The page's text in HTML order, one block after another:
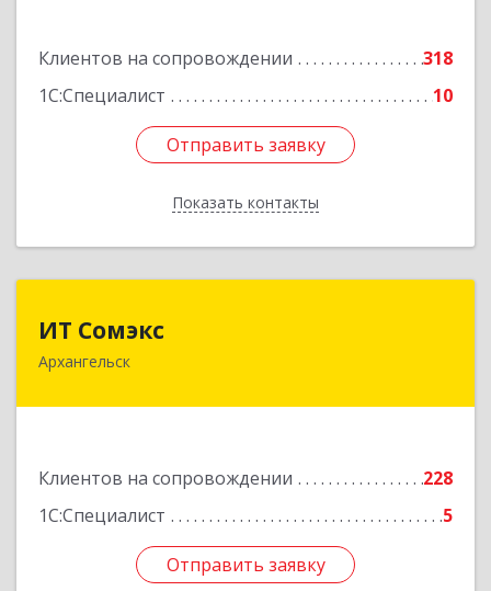
Клиентов на сопровождении
318
1С:Специалист
10
Отправить заявку
Показать контакты
Отправить заявку
Назад
ИТ Сомэкс
Архангельск
Клиентов на сопровождении
228
1С:Специалист
5
Отправить заявку
163001, Архангельская обл, Архангельск г,
Подробнее
Отправить заявку